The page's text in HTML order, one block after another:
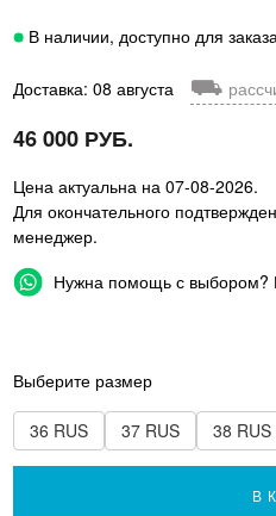
В наличии, доступно для заказа
Доставка: 08 августа ⛟
46 000 РУБ.
Цена актуальна на 07-08-2026.
Для окончательного
менеджер.
Нужна помощь с
Выберите размер
36 RUS 37 RUS 38 RUS
В